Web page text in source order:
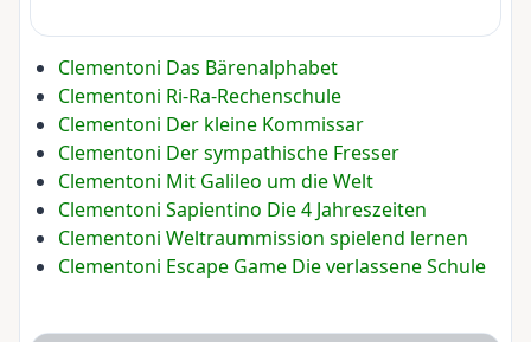
Clementoni Das Bärenalphabet
Clementoni Ri-Ra-Rechenschule
Clementoni Der kleine Kommissar
Clementoni Der sympathische Fresser
Clementoni Mit Galileo um die Welt
Clementoni Sapientino Die 4 Jahreszeiten
Clementoni Weltraummission spielend lernen
Clementoni Escape Game Die verlassene Schule